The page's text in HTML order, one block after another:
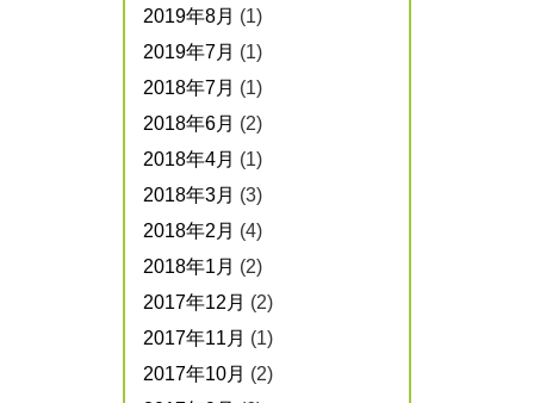
2019年8月 (1)
2019年7月 (1)
2018年7月 (1)
2018年6月 (2)
2018年4月 (1)
2018年3月 (3)
2018年2月 (4)
2018年1月 (2)
2017年12月 (2)
2017年11月 (1)
2017年10月 (2)